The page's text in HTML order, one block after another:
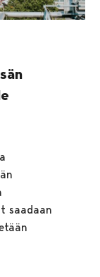
saadaan